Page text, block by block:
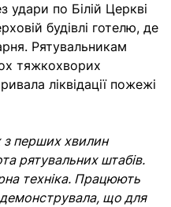
по Білій Церкві
будівлі готелю, де
Рятувальникам
тяжкохворих
ліквідації пожежі
з перших хвилин
рятувальних штабів.
техніка. Працюють
що для